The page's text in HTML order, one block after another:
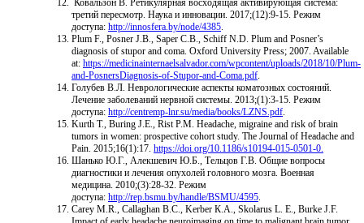
Ковальзон В. Ретикулярная восходящая активирующая система:
третий пересмотр. Наука и инновации. 2017;(12):9-15. Режим
доступа: http://innosfera.by/node/4385.
Plum F., Posner J.В., Saper C.B., Schiff N.D. Plum and Posner’s
diagnosis of stupor and coma. Oxford University Press; 2007. Available
at: https://medicinainternaelsalvador.com/wpcontent/uploads/2018/10/Plum-
and-PosnersDiagnosis-of-Stupor-and-Coma.pdf.
Голубев В.Л. Неврологические аспекты коматозных состояний.
Лечение заболеваний нервной системы. 2013;(1):3-15. Режим
доступа: http://centremp-lnr.su/media/books/LZNS.pdf.
Kurth Т., Buring J.E., Rist Р.М. Headache, migraine and risk of brain
tumors in women: prospective cohort study. The Journal of Headache and
Pain. 2015;16(1):17. https://doi.org/10.1186/s10194-015-0501-0.
Шанько Ю.Г., Алекшевич Ю.Б., Тельцов Г.В. Общие вопросы
диагностики и лечения опухолей головного мозга. Военная
медицина. 2010;(3):28-32. Режим
доступа: http://rep.bsmu.by/handle/BSMU/4595.
Carey M.R., Callaghan В.С., Kerber К.А., Skolarus L. E., Burke J.F.